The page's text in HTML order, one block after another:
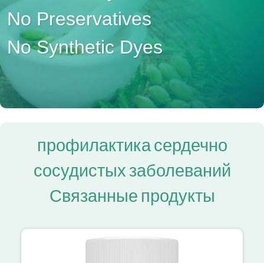
No Preservatives
No Synthetic Dyes
профилактика сердечно
сосудистых заболеваний
Связанные продукты